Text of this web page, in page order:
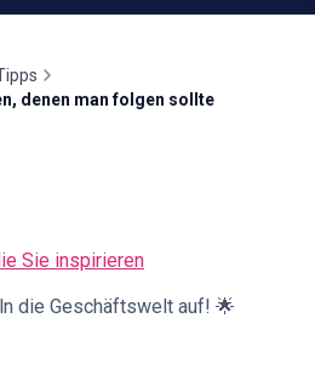
denen man folgen sollte
Sie inspirieren
die Geschäftswelt auf! 🌟